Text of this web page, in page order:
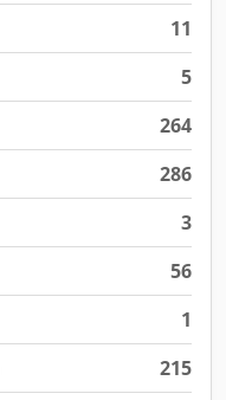
11
5
264
286
3
56
1
215